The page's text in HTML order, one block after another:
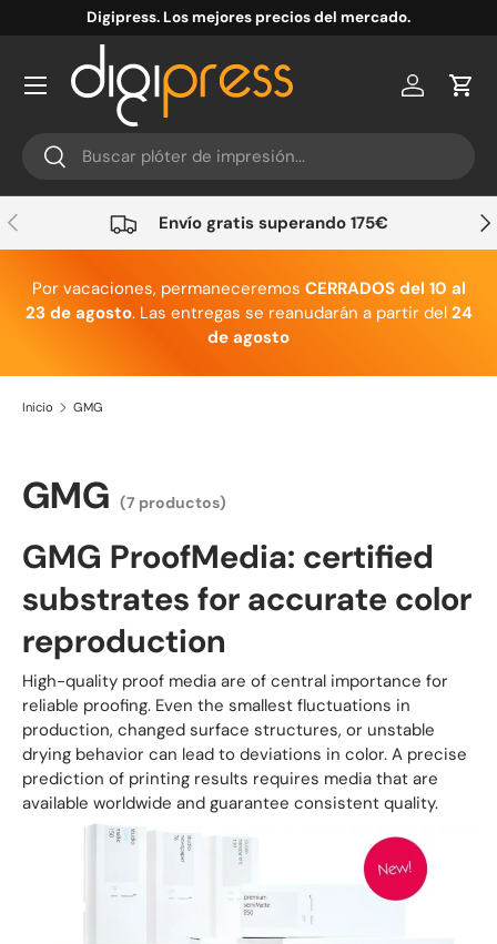
Ir al contenido
Digipress. Los mejores precios del mercado.
Buscar
Buscar
Cuenta
Anterior Envío gratis superando 175€
Por vacaciones, permaneceremos CERRADOS del 10 al
23 de agosto. Las entregas se reanudarán a partir del 24
de agosto
Inicio GMG
GMG (7 productos)
GMG ProofMedia: certified
substrates for accurate color
reproduction
High-quality proof media are of central importance for
reliable proofing. Even the smallest fluctuations in
production, changed surface structures, or unstable
drying behavior can lead to deviations in color. A precise
prediction of printing results requires media that are
available worldwide and guarantee consistent quality.